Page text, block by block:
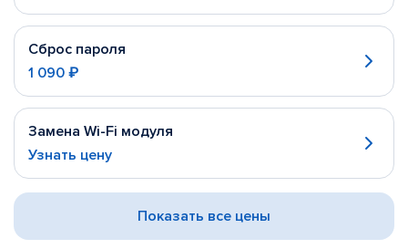
Сброс пароля
1 090 ₽
Замена Wi-Fi модуля
Узнать цену
Показать все цены